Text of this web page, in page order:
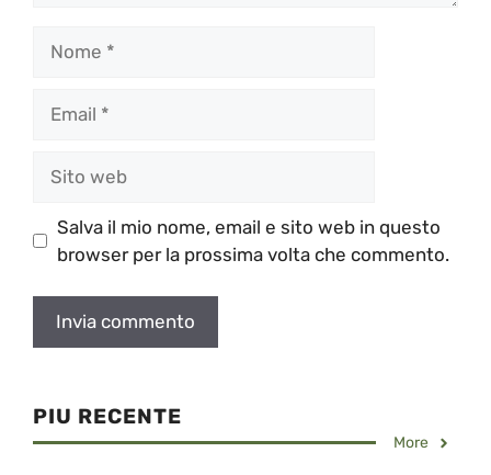
web
Salva il mio nome, email e sito web in questo
browser per la prossima volta che commento.
PIU RECENTE
More